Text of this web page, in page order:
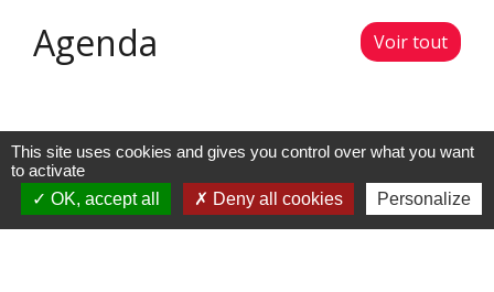
chevron_left Previous chevron_right Next
Actualités
This site uses cookies and gives you control over what you want
to activate
OK, accept all
Deny all cookies Personalize